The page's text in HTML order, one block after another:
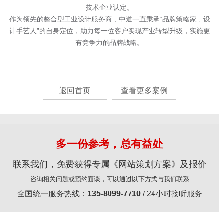
技术企业认定。
作为领先的整合型工业设计服务商，中道一直秉承“品牌策略家，设
计手艺人”的自身定位，助力每一位客户实现产业转型升级，实施更
有竞争力的品牌战略。
返回首页 查看更多案例
多一份参考，总有益处
联系我们，免费获得专属《网站策划方案》及报价
咨询相关问题或预约面谈，可以通过以下方式与我们联系
全国统一服务热线： 135-8099-7710/ 24小时接听服务